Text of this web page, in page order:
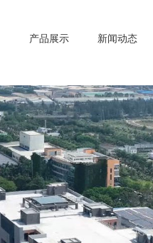
产品展示 新闻动态